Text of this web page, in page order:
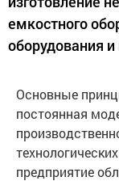
емкостного
оборудования
Основные
постоянная
предприятие